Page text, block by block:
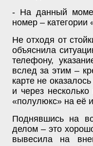
- На данный
номер – категории
Не отходя от
объяснила
телефону,
вслед за этим –
карте не
и через
«полулюкс» на её
Поднявшись на
делом – это
вывесила на